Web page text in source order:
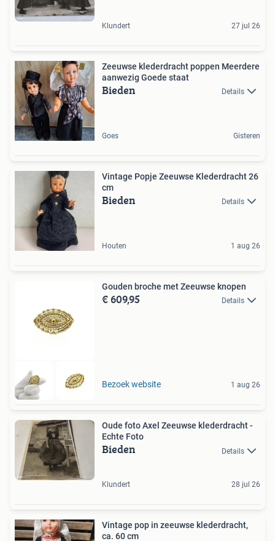
Klundert 27 jul 26
Zeeuwse klederdracht poppen Meerdere
aanwezig Goede staat
Bieden Details
Goes Gisteren
Vintage Popje Zeeuwse Klederdracht 26
cm
Bieden Details
Houten 1 aug 26
Gouden broche met Zeeuwse knopen
€ 609,95 Details
Bezoek website 1 aug 26
Oude foto Axel Zeeuwse klederdracht -
Echte Foto
Bieden Details
Klundert 28 jul 26
Vintage pop in zeeuwse klederdracht,
ca. 60 cm